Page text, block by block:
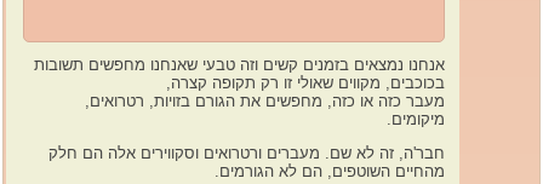
אנחנו נמצאים בזמנים קשים וזה טבעי שאנחנו מחפשים תשובות
בכוכבים, מקווים שאולי זו רק תקופה קצרה,
מעבר כזה או כזה, מחפשים את הגורם בזויות, רטרואים,
מיקומים.
חבר'ה, זה לא שם. מעברים ורטרואים וסקווירים אלה הם חלק
מהחיים השוטפים, הם לא הגורמים.